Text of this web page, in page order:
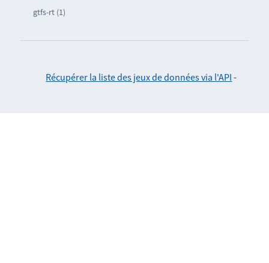
gtfs-rt (1)
Récupérer la liste des jeux de données via l'API -